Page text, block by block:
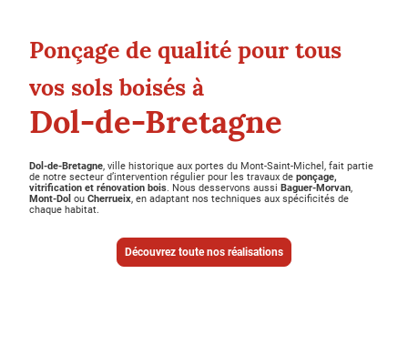
Ponçage de qualité pour tous
vos sols boisés à
Dol-de-Bretagne
Dol-de-Bretagne, ville historique aux portes du Mont-Saint-Michel, fait partie
de notre secteur d’intervention régulier pour les travaux de ponçage,
vitrification et rénovation bois. Nous desservons aussi Baguer-Morvan,
Mont-Dol ou Cherrueix, en adaptant nos techniques aux spécificités de
chaque habitat.
Découvrez toute nos réalisations